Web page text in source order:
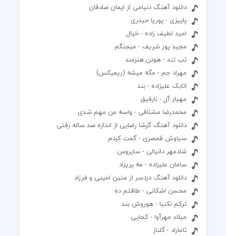
دانلود آهنگ دنیامی از ایمان صادقان
پاییزی - پوریا حیدری
امید لطیف زاده - خیال
مجید پور شریف - میجنگم
تب تند - هوتن هنرمند
مهراد جم - مگه میشه (ریمیکس)
اتابک علیزاده - بند
مهیار آل - نارفیق
محمدرضا مشتاقی - واسه من مهم شدی
دانلود آهنگ گرشا رضایی از اندازه صد ساله رفتی
سیاوش قمصری - گمت کردم
شادمهر دانیالی - سایروس
سامان علیزاده - مه پریزاد
دانلود آهنگ دردسر از متین امینی و فرزاد
محسن اشکانی - طاقتم ده
ترکم نکنیا - هوروش بند
میلاد مهرآوا - کجایی
ثاماراد - گلناز